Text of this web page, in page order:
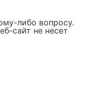
либо вопросу.
сайт не несет